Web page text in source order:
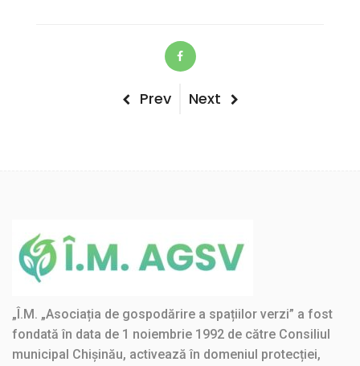
Previous
Prev
Next
Next
„Î.M. „Asociația de gospodărire a spațiilor verzi” a fost
fondată în data de 1 noiembrie 1992 de către Consiliul
municipal Chișinău, activează în domeniul protecției,